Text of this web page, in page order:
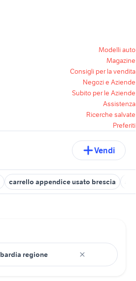
Modelli auto
Magazine
Consigli per la vendita
Negozi e Aziende
Subito per le Aziende
Assistenza
Ricerche salvate
Preferiti
Vendi
carrello appendice usato brescia